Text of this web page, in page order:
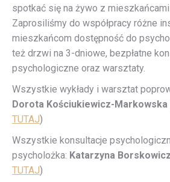
spotkać się na żywo z
Zaprosiliśmy do współpracy różne
mieszkańcom dostępność do
też drzwi na 3-dniowe, bezpłatne
psychologiczne oraz warsztaty.
Wszystkie wykłady i warsztat
Dorota Kościukiewicz-Markowska
TUTAJ)
Wszystkie konsultacje
psycholożka: Katarzyna Borskowicz
TUTAJ)